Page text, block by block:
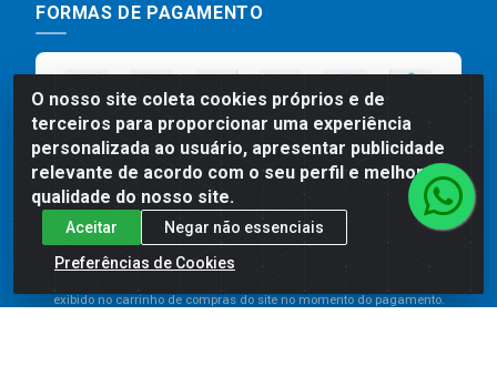
O nosso site coleta cookies próprios e de
terceiros para proporcionar uma experiência
personalizada ao usuário, apresentar publicidade
relevante de acordo com o seu perfil e melhorar a
qualidade do nosso site.
Aceitar
Negar não essenciais
Preferências de Cookies
FORMAS DE PAGAMENTO
Preços, promoções, condições de pagamento e frete são válidos
para compras realizadas exclusivamente pelo site. Caso haja
exibido no carrinho de compras do site no momento do pagamento.